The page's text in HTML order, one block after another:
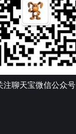
注聊天宝微信公众号